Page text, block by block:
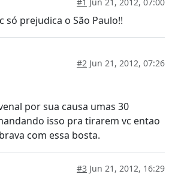
#1 Jun 21, 2012, 07:00
só prejudica o São Paulo!!
#2 Jun 21, 2012, 07:26
por sua causa umas 30
isso pra tirarem vc entao
com essa bosta.
#3 Jun 21, 2012, 16:29